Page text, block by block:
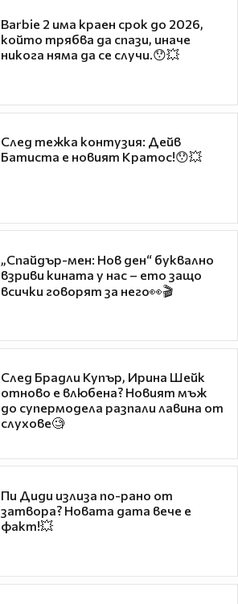
Barbie 2 има краен срок до 2026,
който трябва да спази, иначе
никога няма да се случи.😯💥
След тежка контузия: Дейв
Батиста е новият Кратос!😯💥
„Спайдър-мен: Нов ден“ буквално
взриви кината у нас – ето защо
всички говорят за него👀🎬
След Брадли Купър, Ирина Шейк
отново е влюбена? Новият мъж
до супермодела разпали лавина от
слухове🧐
Пи Диди излиза по-рано от
затвора? Новата дата вече е
факт!💥